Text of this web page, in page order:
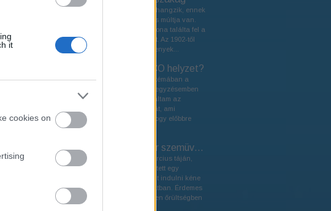
it
cookies on
A szakág bár újkeletűnek hangzik, ennek
ellenére több mint 100 éves múltja van.
Eredetileg egy francia katona találta fel a
lovaglás alternatívájaként. Az 1902-től
rendezett cyclocross versenyek...
Hogy áll a hazai XCO helyzet?
A hazai versenyrendszer témában a
Bikemagra írt múltkori bejegyzésemben
kissé szomorúan tapasztaltam az
információáramlás hiányát, ami
elengedhetetlen ahhoz, hogy előbbre
léphessünk a...
24 óra az anti-racer szemüvege mögül
Történt még valamikor március táján,
hogy Andris barátom felvetett egy
elmebeteg ötletet, miszerint indulni kéne
a zánkai 24 óráson csapatban. Érdemes
tudni rólam, hogy bármilyen őrültségben